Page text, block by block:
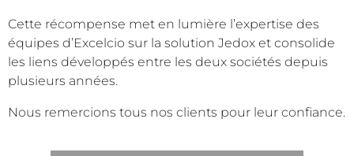
Cette récompense met en lumière l’expertise des
équipes d’Excelcio sur la solution Jedox et consolide
les liens développés entre les deux sociétés depuis
plusieurs années.
Nous remercions tous nos clients pour leur confiance.